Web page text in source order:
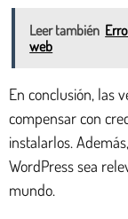
Leer también
web
En conclusión, las
compensar con
instalarlos.
WordPress sea
mundo.